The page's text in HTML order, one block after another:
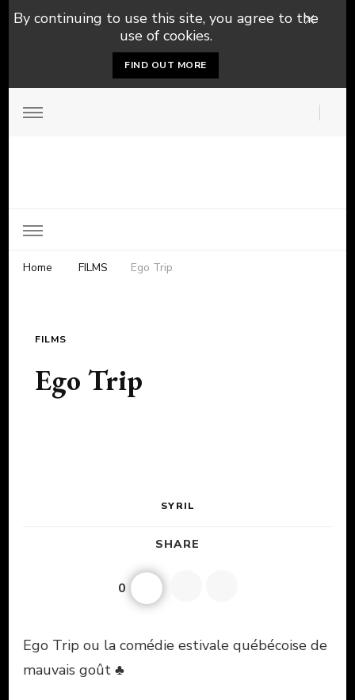
By continuing to use this site, you agree to the
use of cookies.
FIND OUT MORE
Home FILMS Ego Trip
FILMS
Ego Trip
SYRIL
SHARE
0
Ego Trip ou la comédie estivale québécoise de
mauvais goût ♣